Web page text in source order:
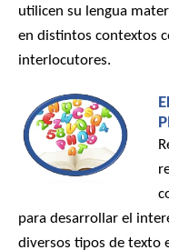
utilicen su lengua
en distintos contextos
interlocutores.
para desarrollar el
diversos tipos de texto